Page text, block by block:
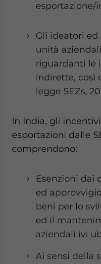
esportazione/
Gli ideatori ed
unità
riguardanti le
indirette, così
legge SEZs,
In India, gli
esportazioni dalle
comprendono:
Esenzioni dai
ed
beni per lo
ed il
aziendali ivi
Ai sensi della